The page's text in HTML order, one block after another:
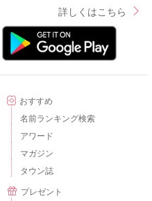
詳しくはこちら
おすすめ
名前ランキング検索
アワード
マガジン
タウン誌
プレゼント